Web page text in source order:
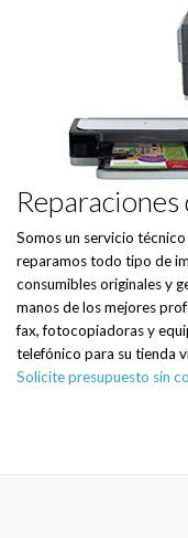
Somos un servicio
reparamos todo tipo de
consumibles originales y
manos de los mejores
fax, fotocopiadoras y
telefónico para su tienda
Solicite presupuesto sin